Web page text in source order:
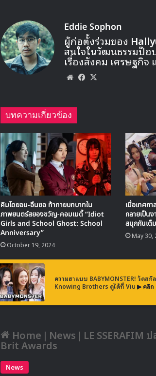
Eddie Sophon
ผู้ก่อตั้งร่วมของ
สนใจในวัฒนธรรมป๊อ
เรื่องสังคม เศรษฐกิจ
WebsiteFacebook
บทความเกี่ยวข้อง
คิมโดยอน-อึนซอ ท้าทายบทบาทใน
ภาพยนตร์สยองขวัญ-คอมเมดี้ “Idiot
Girls and School Ghost: School
Anniversary”
October 19, 2024
เมื่อเทศก
กลายเป็น
สนุกกันเต็
May 30,
ความฮาแบบ BABYMONSTER! วัดสกิ
Knowing Brothers ดูได้ที่ Viu ▶ คลิก